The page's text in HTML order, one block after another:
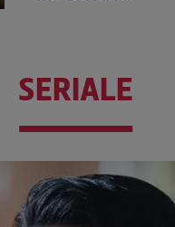
SERIALE